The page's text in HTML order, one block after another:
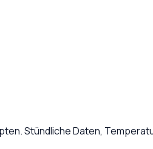
. Stündliche Daten,